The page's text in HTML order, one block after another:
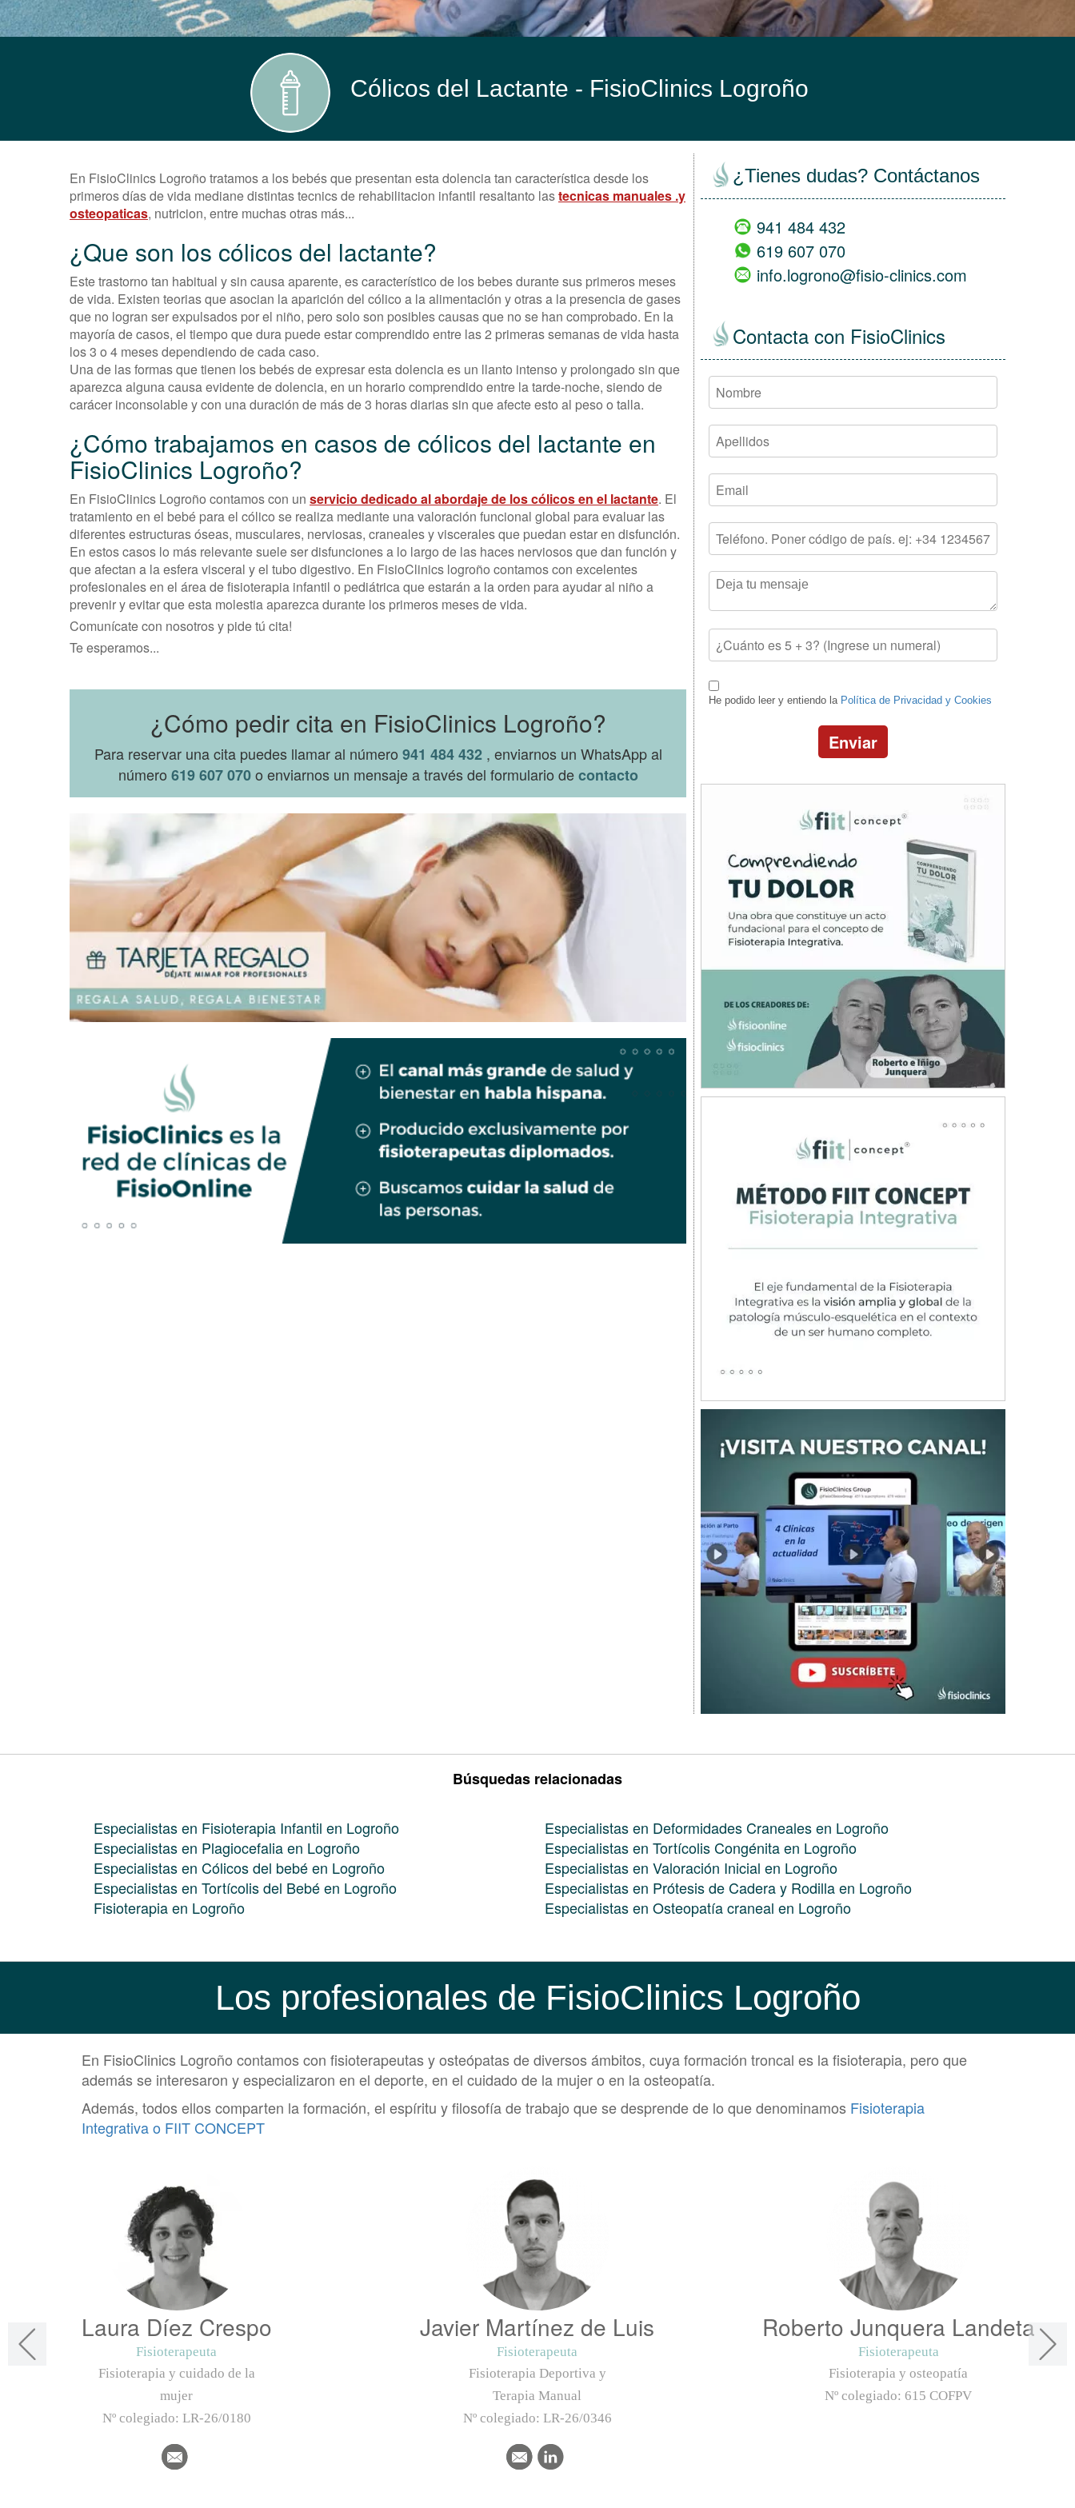
Cólicos del Lactante - FisioClinics Logroño
En FisioClinics Logroño tratamos a los bebés que presentan esta dolencia tan característica desde los
primeros días de vida mediane distintas tecnics de rehabilitacion infantil resaltanto lastecnicas manuales .y
osteopaticas, nutricion, entre muchas otras más...
¿Que son los cólicos del lactante?
Este trastorno tan habitual y sin causa aparente, es característico de los bebes durante sus primeros meses
de vida. Existen teorias que asocian la aparición del cólico a la alimentación y otras a la presencia de gases
que no logran ser expulsados por el niño, pero solo son posibles causas que no se han comprobado. En la
mayoría de casos, el tiempo que dura puede estar comprendido entre las 2 primeras semanas de vida hasta
los 3 o 4 meses dependiendo de cada caso.
Una de las formas que tienen los bebés de expresar esta dolencia es un llanto intenso y prolongado sin que
aparezca alguna causa evidente de dolencia, en un horario comprendido entre la tarde-noche, siendo de
carácer inconsolable y con una duración de más de 3 horas diarias sin que afecte esto al peso o talla.
¿Cómo trabajamos en casos de cólicos del lactante en
FisioClinics Logroño?
En FisioClinics Logroño contamos con un servicio dedicado al abordaje de los cólicos en el lactante. El
tratamiento en el bebé para el cólico se realiza mediante una valoración funcional global para evaluar las
diferentes estructuras óseas, musculares, nerviosas, craneales y viscerales que puedan estar en disfunción.
En estos casos lo más relevante suele ser disfunciones a lo largo de las haces nerviosos que dan función y
que afectan a la esfera visceral y el tubo digestivo. En FisioClinics logroño contamos con excelentes
profesionales en el área de fisioterapia infantil o pediátrica que estarán a la orden para ayudar al niño a
prevenir y evitar que esta molestia aparezca durante los primeros meses de vida.
Comunícate con nosotros y pide tú cita!
Te esperamos...
¿Cómo pedir cita en FisioClinics Logroño?
Para reservar una cita puedes llamar al número 941 484 432 , enviarnos un WhatsApp al
número 619 607 070o enviarnos un mensaje a través del formulario decontacto
¿Tienes dudas? Contáctanos
941 484 432
619 607 070
info.logrono@fisio-clinics.com
Contacta con FisioClinics
He podido leer y entiendo la Política de Privacidad y Cookies
Enviar
Búsquedas relacionadas
Especialistas en Fisioterapia Infantil en Logroño
Especialistas en Plagiocefalia en Logroño
Especialistas en Cólicos del bebé en Logroño
Especialistas en Tortícolis del Bebé en Logroño
Fisioterapia en Logroño
Especialistas en Deformidades Craneales en Logroño
Especialistas en Tortícolis Congénita en Logroño
Especialistas en Valoración Inicial en Logroño
Especialistas en Prótesis de Cadera y Rodilla en Logroño
Especialistas en Osteopatía craneal en Logroño
Los profesionales de FisioClinics Logroño
En FisioClinics Logroño contamos con fisioterapeutas y osteópatas de diversos ámbitos, cuya formación troncal es la fisioterapia, pero que
además se interesaron y especializaron en el deporte, en el cuidado de la mujer o en la osteopatía.
Además, todos ellos comparten la formación, el espíritu y filosofía de trabajo que se desprende de lo que denominamos Fisioterapia
Integrativa o FIIT CONCEPT
Laura Díez Crespo
Fisioterapeuta
Fisioterapia y cuidado de la
mujer
Nº colegiado: LR-26/0180
Javier Martínez de Luis
Fisioterapeuta
Fisioterapia Deportiva y
Terapia Manual
Nº colegiado: LR-26/0346
Roberto Junquera Landeta
Fisioterapeuta
Fisioterapia y osteopatía
Nº colegiado:615 COFPV